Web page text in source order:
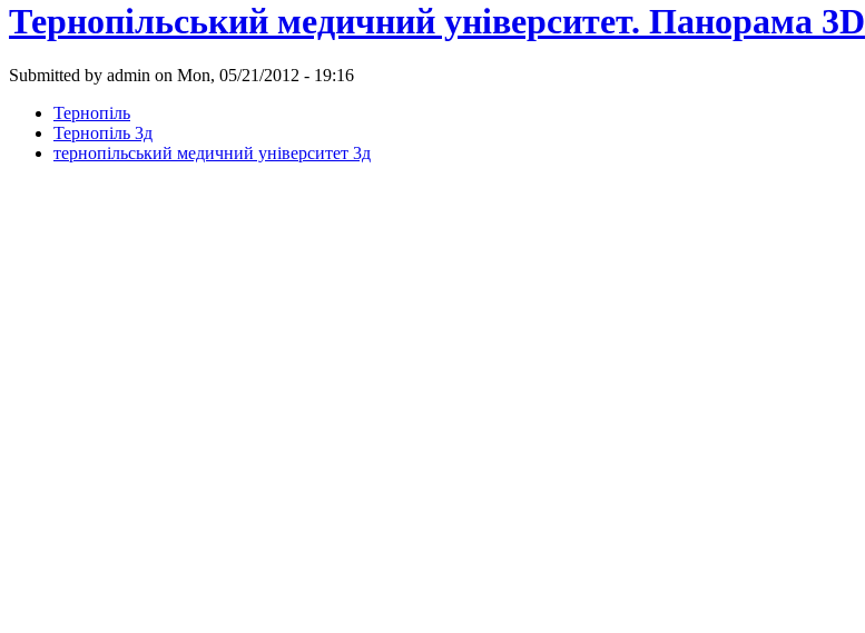
Тернопільський медичний університет. Панорама 3D
Submitted by admin on Mon, 05/21/2012 - 19:16
Тернопіль
Тернопіль 3д
тернопільський медичний університет 3д